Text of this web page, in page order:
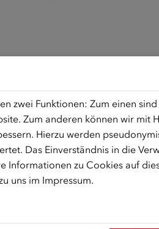
zwei Funktionen: Zum einen
Zum anderen können wir mit
Hierzu werden
Das Einverständnis in die
Informationen zu Cookies auf
uns im Impressum.